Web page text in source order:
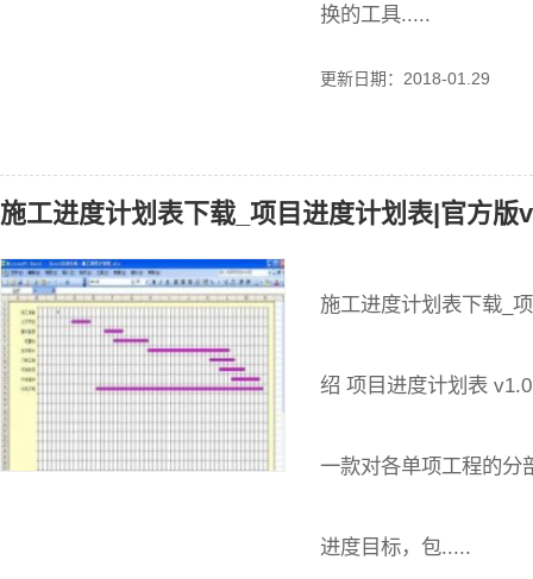
换的工具.....
更新日期：2018-01.29
施工进度计划表下载_项目进度计划表|官方版
施工进度计划表下载_
绍 项目进度计划表
一款对各单项工程的分
进度目标，包.....